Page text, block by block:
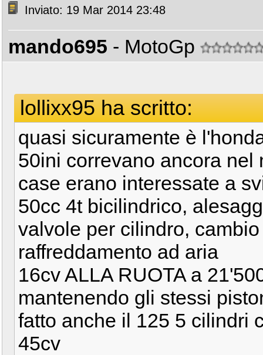
Inviato: 19 Mar 2014 23:48
mando695 - MotoGp
lollixx95 ha scritto:
quasi sicuramente è
50ini correvano ancora
case erano interessate a
50cc 4t bicilindrico,
valvole per cilindro,
raffreddamento ad aria
16cv ALLA RUOTA a
mantenendo gli stessi
fatto anche il 125 5 cilindri
45cv